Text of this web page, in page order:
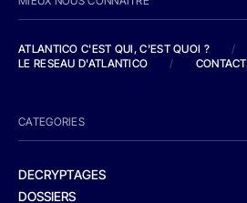
ATLANTICO C'EST QUI, C'EST QUOI ?
/
LE RESEAU D'ATLANTICO
/ CONTACT
CATEGORIES
DECRYPTAGES
DOSSIERS